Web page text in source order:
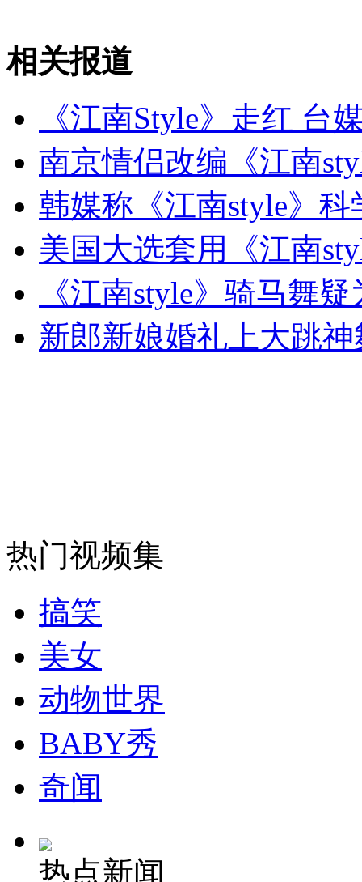
外交部：有关国家言论片面不公正
安徽一实载49人客车翻车
走！跟着总书记去植树
消防员救轻生者 花炮节热闹非凡 减压"枕头大战"
相关报道
《江南Style》走红 台
南京情侣改编《江南
韩媒称《江南style》
美国大选套用《江南
《江南style》骑马舞
新郎新娘婚礼上大跳
热门视频集
搞笑
美女
动物世界
BABY秀
奇闻
热点新闻